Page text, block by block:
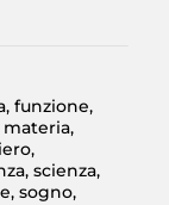
, funzione,
materia,
,
, scienza,
, sogno,